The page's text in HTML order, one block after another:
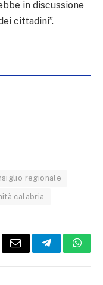
in discussione
cittadini”.
regionale
calabria
Email Telegram